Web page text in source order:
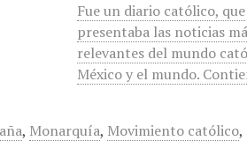
Fue un diario católico, que
presentaba las noticias
relevantes del mundo
México y el mundo.
, Monarquía, Movimiento católico,